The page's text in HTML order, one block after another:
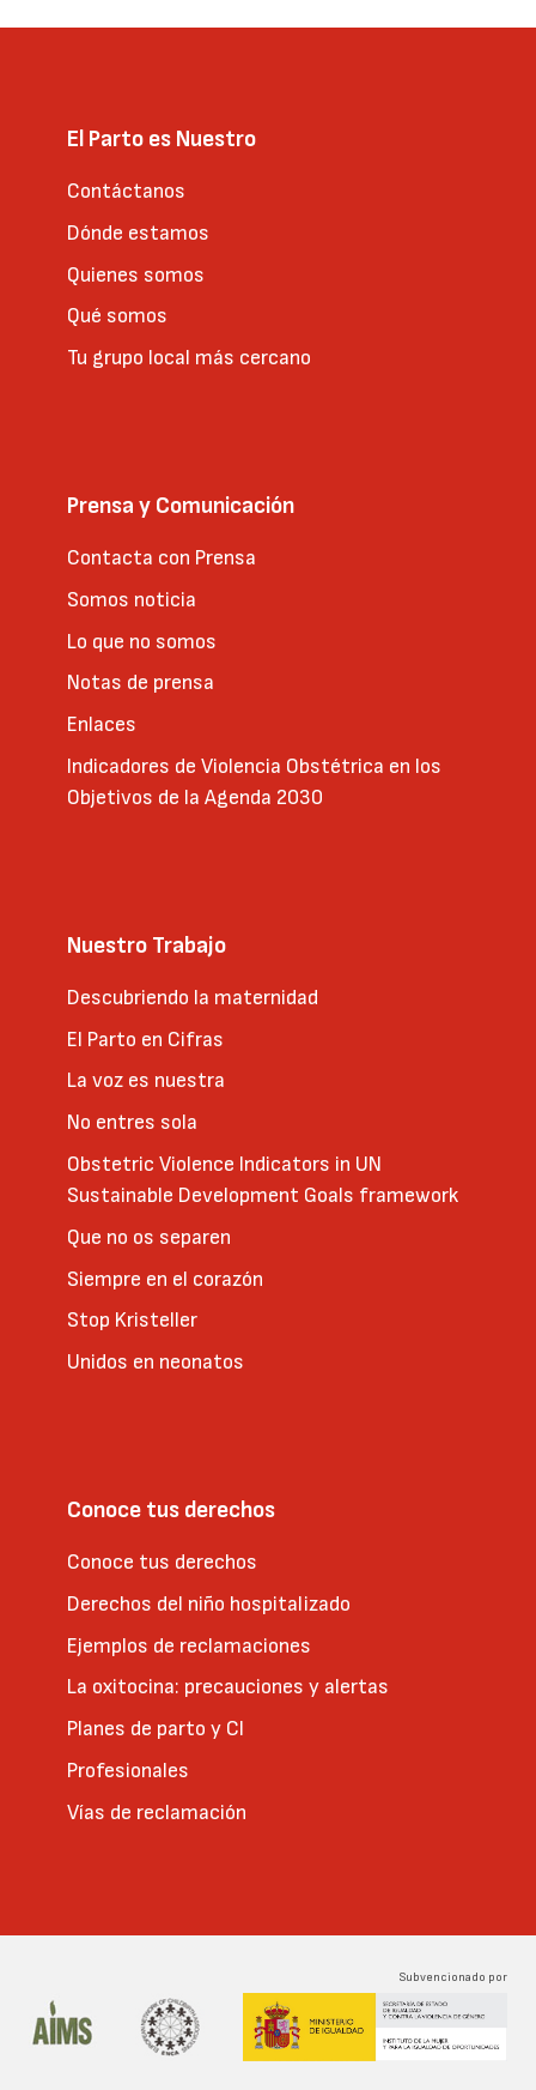
El Parto es Nuestro
Contáctanos
Dónde estamos
Quienes somos
Qué somos
Tu grupo local más cercano
Prensa y Comunicación
Contacta con Prensa
Somos noticia
Lo que no somos
Notas de prensa
Enlaces
Indicadores de Violencia Obstétrica en los
Objetivos de la Agenda 2030
Nuestro Trabajo
Descubriendo la maternidad
El Parto en Cifras
La voz es nuestra
No entres sola
Obstetric Violence Indicators in UN
Sustainable Development Goals framework
Que no os separen
Siempre en el corazón
Stop Kristeller
Unidos en neonatos
Conoce tus derechos
Conoce tus derechos
Derechos del niño hospitalizado
Ejemplos de reclamaciones
La oxitocina: precauciones y alertas
Planes de parto y CI
Profesionales
Vías de reclamación
Subvencionado por